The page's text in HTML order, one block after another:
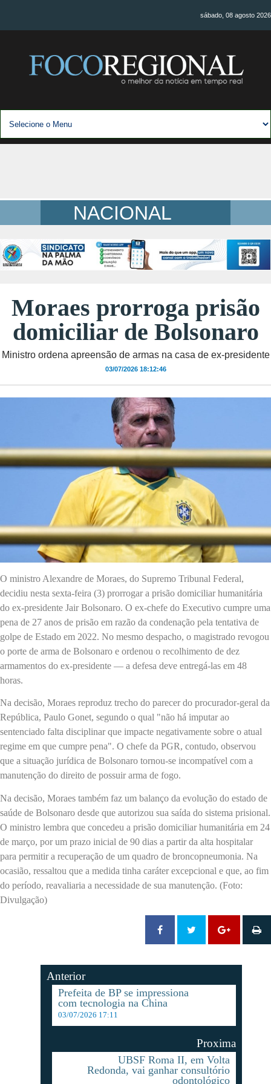
sábado, 08 agosto 2026
NACIONAL
Moraes prorroga prisão
domiciliar de Bolsonaro
Ministro ordena apreensão de armas na casa de ex-presidente
03/07/2026 18:12:46
O ministro Alexandre de Moraes, do Supremo Tribunal Federal,
decidiu nesta sexta-feira (3) prorrogar a prisão domiciliar humanitária
do ex-presidente Jair Bolsonaro. O ex-chefe do Executivo cumpre uma
pena de 27 anos de prisão em razão da condenação pela tentativa de
golpe de Estado em 2022. No mesmo despacho, o magistrado revogou
o porte de arma de Bolsonaro e ordenou o recolhimento de dez
armamentos do ex-presidente — a defesa deve entregá-las em 48
horas.
Na decisão, Moraes reproduz trecho do parecer do procurador-geral da
República, Paulo Gonet, segundo o qual "não há imputar ao
sentenciado falta disciplinar que impacte negativamente sobre o atual
regime em que cumpre pena". O chefe da PGR, contudo, observou
que a situação jurídica de Bolsonaro tornou-se incompatível com a
manutenção do direito de possuir arma de fogo.
Na decisão, Moraes também faz um balanço da evolução do estado de
saúde de Bolsonaro desde que autorizou sua saída do sistema prisional.
O ministro lembra que concedeu a prisão domiciliar humanitária em 24
de março, por um prazo inicial de 90 dias a partir da alta hospitalar
para permitir a recuperação de um quadro de broncopneumonia. Na
ocasião, ressaltou que a medida tinha caráter excepcional e que, ao fim
do período, reavaliaria a necessidade de sua manutenção. (Foto:
Divulgação)
Anterior
Prefeita de BP se impressiona
com tecnologia na China
03/07/2026 17:11
Proxima
UBSF Roma II, em Volta
Redonda, vai ganhar consultório
odontológico